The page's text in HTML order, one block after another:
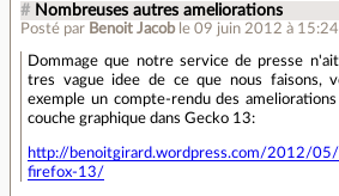
# Nombreuses autres ameliorations
Posté par Benoit Jacob le 09 juin 2012 à 15:24
Dommage que notre service de presse
tres vague idee de ce que nous faisons,
exemple un compte-rendu des ameliorations
couche graphique dans Gecko 13:
http://benoitgirard.wordpress.com/2012/
firefox-13/